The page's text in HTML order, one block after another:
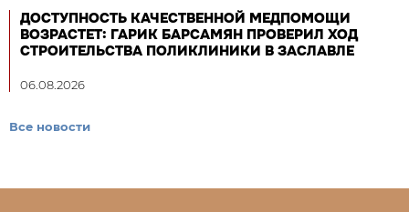
ДОСТУПНОСТЬ КАЧЕСТВЕННОЙ МЕДПОМОЩИ
ВОЗРАСТЕТ: ГАРИК БАРСАМЯН ПРОВЕРИЛ ХОД
СТРОИТЕЛЬСТВА ПОЛИКЛИНИКИ В ЗАСЛАВЛЕ
06.08.2026
Все новости